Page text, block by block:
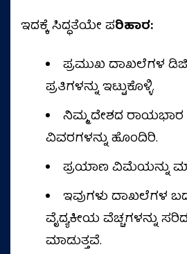
ಇದಕ್ಕೆ ಸಿದ್ಧತೆಯೇ ಪರಿಹಾರ:
ಪ್ರಮುಖ ದಾಖಲೆಗಳ
ಪ್ರತಿಗಳನ್ನು ಇಟ್ಟುಕೊಳ್ಳಿ.
ನಿಮ್ಮ ದೇಶದ
ವಿವರಗಳನ್ನು ಹೊಂದಿರಿ.
ಪ್ರಯಾಣ ವಿಮೆಯನ್ನು
ಇವುಗಳು ದಾಖಲೆಗಳ
ವೈದ್ಯಕೀಯ ವೆಚ್ಚಗಳನ್ನು
ಮಾಡುತ್ತವೆ.